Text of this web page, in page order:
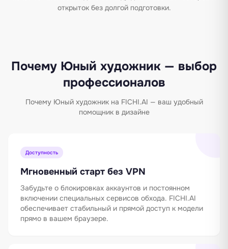
открыток без долгой подготовки.
Почему Юный художник — выбор
профессионалов
Почему Юный художник на FICHI.AI — ваш удобный
помощник в дизайне
Доступность
Мгновенный старт без VPN
Забудьте о блокировках аккаунтов и постоянном
включении специальных сервисов обхода. FICHI.AI
обеспечивает стабильный и прямой доступ к модели
прямо в вашем браузере.